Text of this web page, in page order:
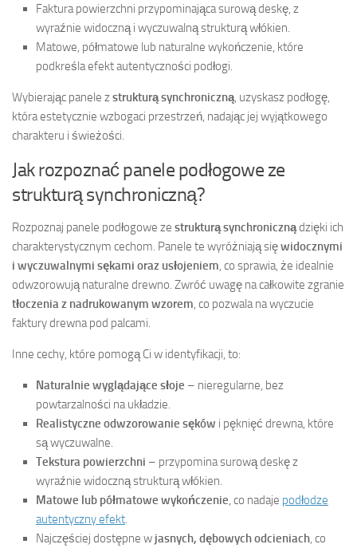
Faktura powierzchni przypominająca surową deskę, z
wyraźnie widoczną i wyczuwalną strukturą włókien.
Matowe, półmatowe lub naturalne wykończenie, które
podkreśla efekt autentyczności podłogi.
Wybierając panele zstrukturą synchroniczną , uzyskasz podłogę,
która estetycznie wzbogaci przestrzeń, nadając jej wyjątkowego
charakteru i świeżości.
Jak rozpoznać panele podłogowe ze
strukturą synchroniczną?
Rozpoznaj panele podłogowe ze strukturą synchronicznądzięki ich
charakterystycznym cechom. Panele te wyróżniają sięwidocznymi
i wyczuwalnymi sękami oraz usłojeniem , co sprawia, że idealnie
odwzorowują naturalne drewno. Zwróć uwagę na całkowite zgranie
tłoczenia z nadrukowanym wzorem , co pozwala na wyczucie
faktury drewna pod palcami.
Inne cechy, które pomogą Ci w identyfikacji, to:
Naturalnie wyglądające słoje – nieregularne, bez
powtarzalności na układzie.
Realistyczne odwzorowanie sęków i pęknięć drewna, które
są wyczuwalne.
Tekstura powierzchni – przypomina surową deskę z
wyraźnie widoczną strukturą włókien.
Matowe lub półmatowe wykończenie , co nadaje podłodze
autentyczny efekt
Najczęściej dostępne w jasnych, dębowych odcieniach , co